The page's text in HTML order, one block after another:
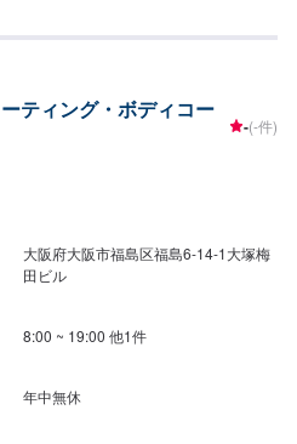
ズ)9,405円(Mサイズ)10,450円(Lサイ
イズ)25,080円(Lサイズ)28,215円(LLサ
フッ素とセラミックで硬いコーティ
スを融合することに成功した史上最強
ズ)[対応可能KeePerメニュー]○クリス
サイズ)17,670円(Sサイズ)19,760円
(LLサイズ)○ダイヤモンドキーパー（参
円(Sサイズ)79,230円(Mサイズ)84,360円
ティング・ボディコー
-(-件)
大阪府大阪市福島区福島6-14-1大塚梅
田ビル
8:00 ~ 19:00 他1件
年中無休